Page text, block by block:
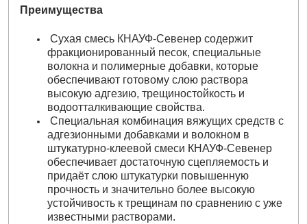
Преимущества
Сухая смесь КНАУФ-Севенер содержит
фракционированный песок, специальные
волокна и полимерные добавки, которые
обеспечивают готовому слою раствора
высокую адгезию, трещиностойкость и
водоотталкивающие свойства.
Специальная комбинация вяжущих средств с
адгезионными добавками и волокном в
штукатурно-клеевой смеси КНАУФ-Севенер
обеспечивает достаточную сцепляемость и
придаёт слою штукатурки повышенную
прочность и значительно более высокую
устойчивость к трещинам по сравнению с уже
известными растворами.